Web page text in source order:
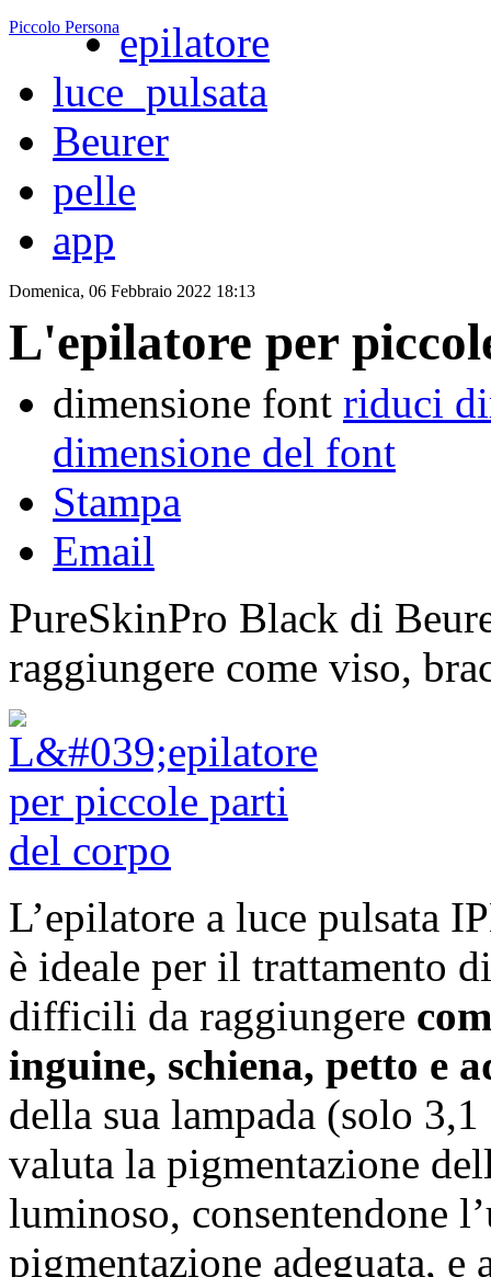
Piccolo Personaepilatore
luce_pulsata
Beurer
pelle
app
Domenica, 06 Febbraio 2022 18:13
L'epilatore per
dimensione font riduci
dimensione del font
Stampa
Email
PureSkinPro Black di
raggiungere come viso,
L’epilatore a luce pulsata
è ideale per il trattamento
difficili da raggiungere
inguine, schiena, petto e
della sua lampada (solo
valuta la pigmentazione
luminoso, consentendone
pigmentazione adeguata,